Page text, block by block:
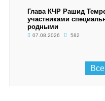
Глава КЧР Рашид
участниками
родными
07.08.2026 582